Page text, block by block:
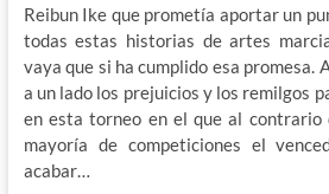
Reibun Ike que prometía aportar un
todas estas historias de artes
vaya que si ha cumplido esa promesa.
a un lado los prejuicios y los remilgos
en esta torneo en el que al contrario
mayoría de competiciones el
acabar…